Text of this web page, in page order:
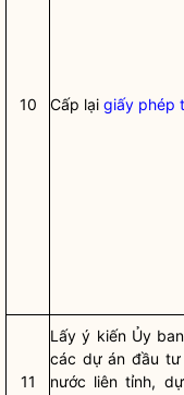
10 Cấp lại giấy phép
11
Lấy ý kiến Ủy
các dự án đầu
nước liên tỉnh,